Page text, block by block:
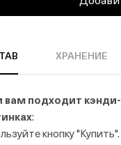
ХРАНЕНИЕ
вам подходит
:
кнопку "Купить".